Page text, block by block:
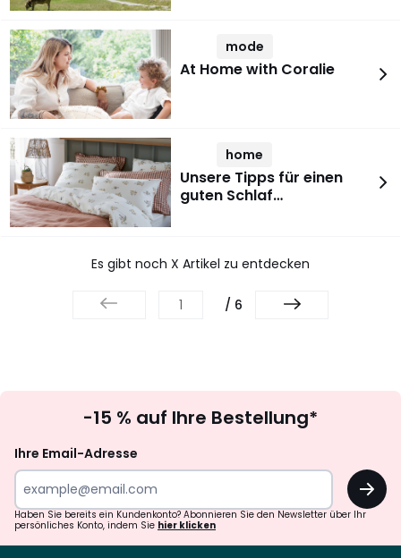
mode
At Home with Coralie
home
Unsere Tipps für einen
guten Schlaf…
Es gibt noch X Artikel zu entdecken
/ 6
abonnieren
-15 % auf Ihre Bestellung*
Ihre Email-Adresse
OK
Haben Sie bereits ein Kundenkonto? Abonnieren Sie den Newsletter über Ihr
persönliches Konto, indem Sie hier klicken